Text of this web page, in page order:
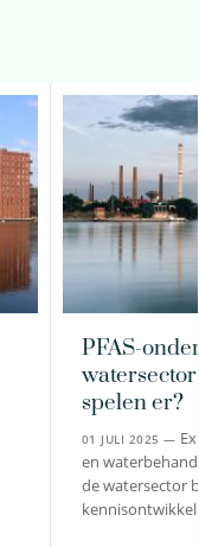
PFAS-
spelen er?
01 JULI 2025 —
en
de watersector